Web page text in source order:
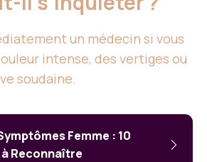
un médecin si vous
intense, des vertiges ou
soudaine.
Femme : 10
Reconnaître